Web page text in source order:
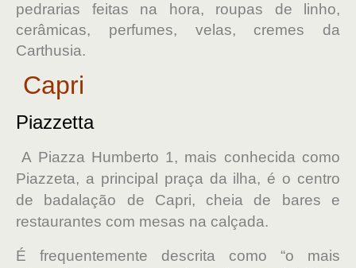
pedrarias feitas na hora, roupas de linho,
cerâmicas, perfumes, velas, cremes da
Carthusia.
Capri
Piazzetta
A Piazza Humberto 1, mais conhecida como
Piazzeta, a principal praça da ilha, é o centro
de badalação de Capri, cheia de bares e
restaurantes com mesas na calçada.
É frequentemente descrita como “o mais